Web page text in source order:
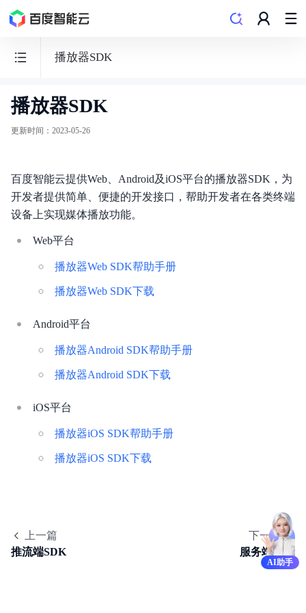
播放器SDK
音
视
播
LSS
快速入门
低延时直播
控制台操作指南
Demo体验
服务端SDK
播放器SDK
更新时间 ： 2023-05-26
百度智能云提供Web、Android及iOS平台的播放器SDK，为
开发者提供简单、便捷的开发接口，帮助开发者在各类终端
设备上实现媒体播放功能。
Web平台
播放器Web SDK帮助手册
播放器Web SDK下载
Android平台
播放器Android SDK帮助手册
播放器Android SDK下载
iOS平台
播放器iOS SDK帮助手册
播放器iOS SDK下载
上一篇
推流端SDK
下一篇
服务端SDK
AI助手